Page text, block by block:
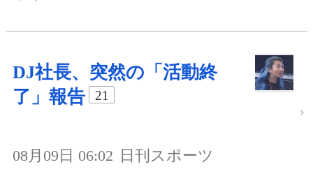
DJ社長、突然の「活動終
了」報告
21
08月09日 06:02 日刊スポーツ